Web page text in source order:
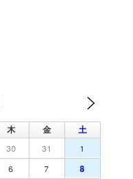
木 金 土
30 31
1
6 7 8